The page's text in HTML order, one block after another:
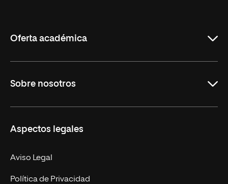
Oferta académica
Másteres Oficiales
Doctorados
Experto Universitario
Postgrados
Sobre nosotros
Facultades
Nuestro Equipo
Trabaja en UNIR
Aspectos legales
Aviso Legal
Política de Privacidad